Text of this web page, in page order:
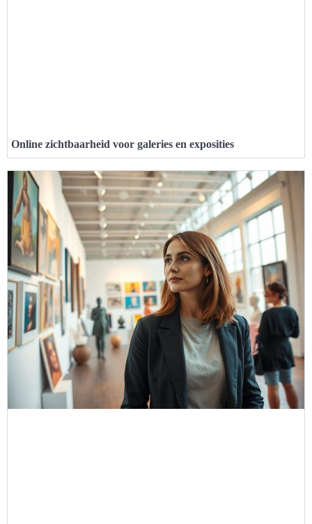
Online zichtbaarheid voor galeries en exposities